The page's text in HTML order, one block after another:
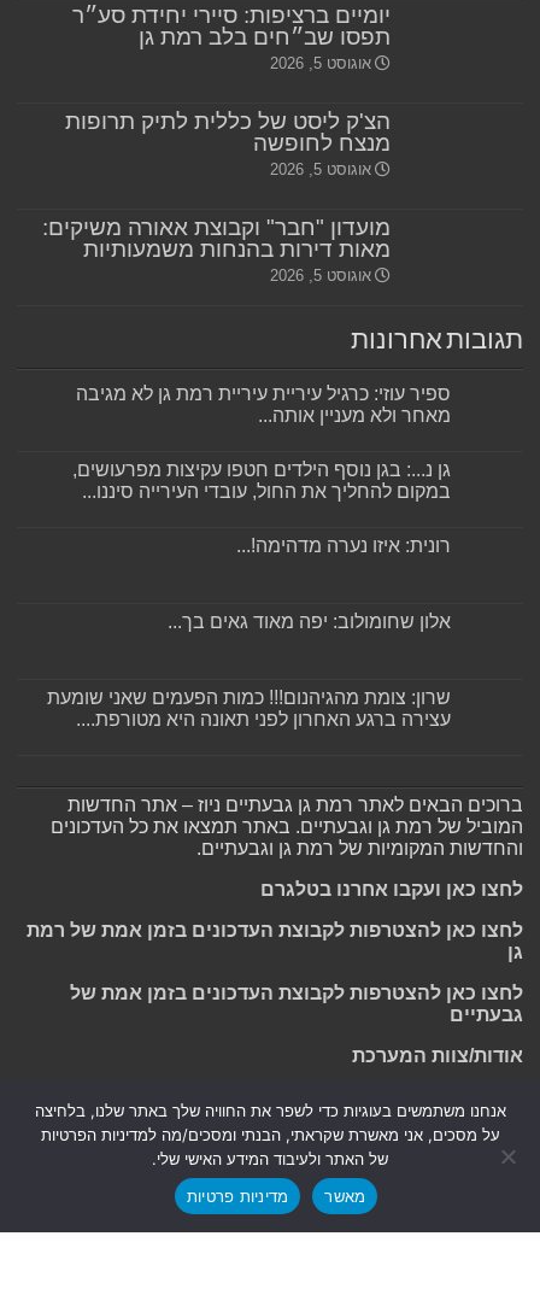
יומיים ברציפות: סיירי יחידת סע״ר
תפסו שב״חים בלב רמת גן
אוגוסט 5, 2026
הצ'ק ליסט של כללית לתיק תרופות
מנצח לחופשה
אוגוסט 5, 2026
מועדון "חבר" וקבוצת אאורה משיקים:
מאות דירות בהנחות משמעותיות
אוגוסט 5, 2026
תגובות אחרונות
ספיר עוזי: כרגיל עיריית עיריית רמת גן לא מגיבה
מאחר ולא מעניין אותה...
גן נ...: בגן נוסף הילדים חטפו עקיצות מפרעושים,
במקום להחליך את החול, עובדי העירייה סיננו...
רונית: איזו נערה מדהימה!...
אלון שחומולוב: יפה מאוד גאים בך...
שרון: צומת מהגיהנום!!! כמות הפעמים שאני שומעת
עצירה ברגע האחרון לפני תאונה היא מטורפת....
ברוכים הבאים לאתר רמת גן גבעתיים ניוז – אתר החדשות
המוביל של רמת גן וגבעתיים. באתר תמצאו את כל העדכונים
והחדשות המקומיות של רמת גן וגבעתיים.
לחצו כאן ועקבו אחרנו בטלגרם
לחצו כאן להצטרפות לקבוצת העדכונים בזמן אמת של רמת
גן
לחצו כאן להצטרפות לקבוצת העדכונים בזמן אמת של
גבעתיים
אודות/צוות המערכת
Powered byNintay
© כל הזכויות שמורות 2026, רמת גן גבעתיים ניוז.
חדשות בת ים-חולון|חדשות רמת גן-גבעתיים|חדשות בקעת אונו|
אנחנו משתמשים בעוגיות כדי לשפר את החוויה שלך באתר שלנו, בלחיצה
על מסכים, אני מאשרת שקראתי, הבנתי ומסכים/מה למדיניות הפרטיות
של האתר ולעיבוד המידע האישי שלי.
מאשר
מדיניות פרטיות